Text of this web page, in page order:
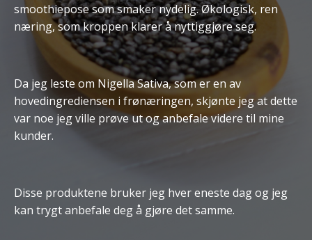
smoothiepose som smaker nydelig. Økologisk, ren
næring, som kroppen klarer å nyttiggjøre seg.
Da jeg leste om Nigella Sativa, som er en av
hovedingrediensen i frønæringen, skjønte jeg at dette
var noe jeg ville prøve ut og anbefale videre til mine
kunder.
Disse produktene bruker jeg hver eneste dag og jeg
kan trygt anbefale deg å gjøre det samme.